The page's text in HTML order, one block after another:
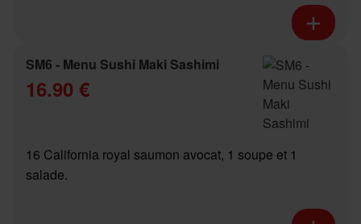
SM6 - Menu Sushi Maki Sashimi
16.90 €
16 California royal saumon avocat, 1 soupe et 1
salade.